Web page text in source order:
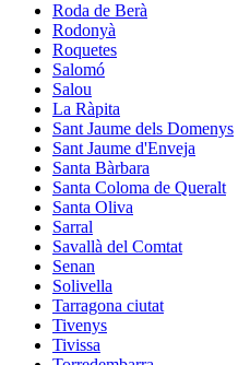
Roda de Berà
Rodonyà
Roquetes
Salomó
Salou
La Ràpita
Sant Jaume dels Domenys
Sant Jaume d'Enveja
Santa Bàrbara
Santa Coloma de Queralt
Santa Oliva
Sarral
Savallà del Comtat
Senan
Solivella
Tarragona ciutat
Tivenys
Tivissa